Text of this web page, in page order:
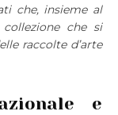
che, insieme al
che si
raccolte d’arte
e